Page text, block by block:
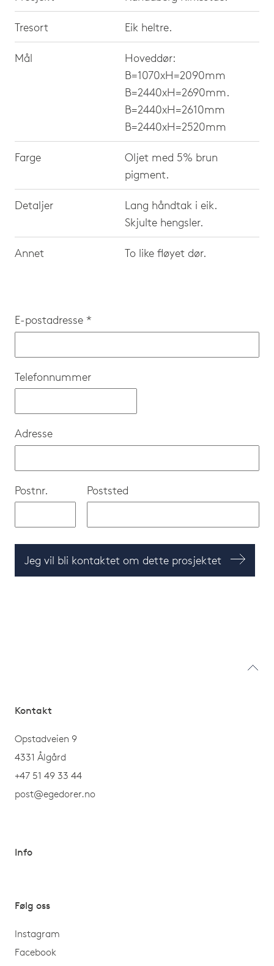
Tresort Eik heltre.
Mål
Hoveddør:
B=1070xH=2090mm
B=2440xH=2690mm.
B=2440xH=2610mm
B=2440xH=2520mm
Farge
Oljet med 5% brun
pigment.
Detaljer
Lang håndtak i eik.
Skjulte hengsler.
Annet To like fløyet dør.
E-postadresse *
Telefonnummer
Adresse
Postnr. Poststed
Jeg vil bli kontaktet om dette prosjektet
Kontakt
Opstadveien 9
4331 Ålgård
+47 51 49 33 44
post@egedorer.no
Info
Følg oss
Instagram
Facebook